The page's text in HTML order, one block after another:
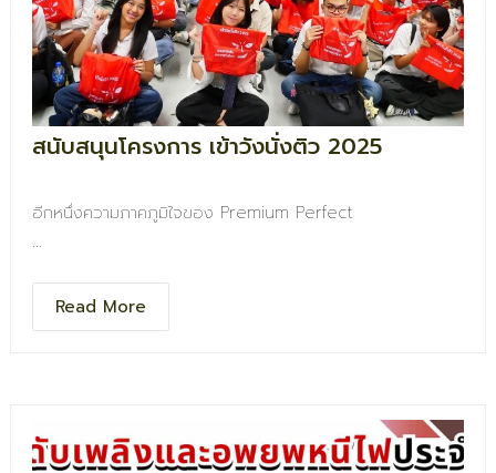
สนับสนุนโครงการ เข้าวังนั่งติว 2025
อีกหนึ่งความภาคภูมิใจของ Premium Perfect
การสนับสนุนของพรีเมียมสำหรับน้อง ๆ นักเรียน เพราะทุกความ
สำเร็จ เริ่มต้นจากการสนับสนุนที่ดี
Read More